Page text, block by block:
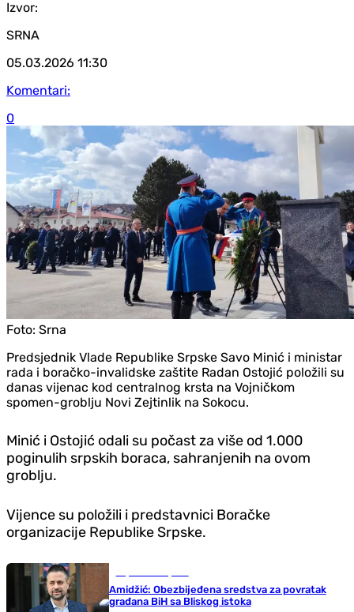
Izvor:
SRNA
05.03.2026 11:30
Komentari:
0
Foto: Srna
Predsjednik Vlade Republike Srpske Savo Minić i ministar
rada i boračko-invalidske zaštite Radan Ostojić položili su
danas vijenac kod centralnog krsta na Vojničkom
spomen-groblju Novi Zejtinlik na Sokocu.
Minić i Ostojić odali su počast za više od 1.000
poginulih srpskih boraca, sahranjenih na ovom
groblju.
Vijence su položili i predstavnici Boračke
organizacije Republike Srpske.
Amidžić: Obezbijeđena sredstva za povratak
građana BiH sa Bliskog istoka